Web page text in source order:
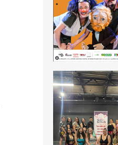
🎭 Farândola
apresenta: A
Vicente
28 de ago. de 2025